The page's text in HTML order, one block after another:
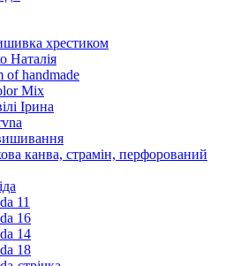
хрестиком
Наталія
of handmade
Mix
Ірина
канва, страмін, перфорований
11
16
14
18